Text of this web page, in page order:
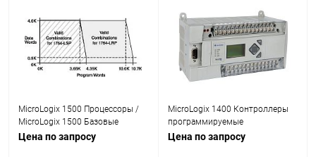
MicroLogix 1500 Процессоры /
MicroLogix 1500 Базовые
модули
Цена по запросу
MicroLogix 1400 Контроллеры
программируемые
Цена по запросу